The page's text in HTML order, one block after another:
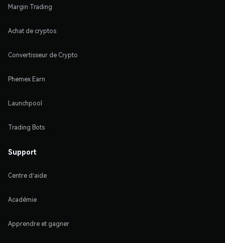
Margin Trading
Achat de cryptos
Convertisseur de Crypto
Phemex Earn
Launchpool
Trading Bots
Support
Centre d'aide
Académie
Apprendre et gagner